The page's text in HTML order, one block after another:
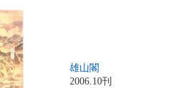
雄山閣
2006.10刊